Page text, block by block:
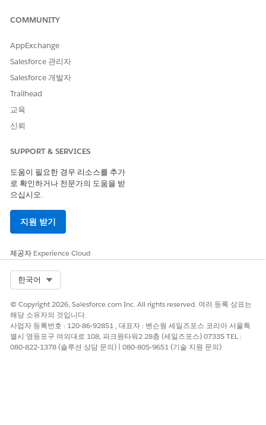
포함된 수수료를 이해할 수 있도록 지원합니다.
학생 목표 에이전트를 사용하여 학생이 프로필, 기본 설정, 평가
인사이트를 기반으로 AI 기반 지침을 통해 특정, 측정 가능, 달
성 가능, 관련, 시간 제한(SMART) 목표 권장 사항을 얻을 수 있
할 수 있는 과정, 지원 프로그램, 참여 그룹 등 캠퍼스 자원 권장
사항을 받을 수 있도록 지원합니다.
학생 모집 에이전트
이전트는 학교, 프로그램, 입학 프로세스에 대한 질문에 답변할
수 있습니다. 에이전트는 학생이 학교에 신청하도록 도울 수도
있습니다.
전송 신용 대리인
대변 에이전트 전송(베타)은 에이전트 세션에서 바로 전송 가능
한 크레딧에 대한 예측을 제공하여 잠재 학생이 신청 결정을 내
예측을 저장하여 학생에게 지속적인 액세스 권한을 부여합니다.
이 기사를 통해 문제를 해결했습니까?
개선을 위한 의견을 보내주세요.
예 아니요
COMMUNITY
AppExchange
Salesforce 관리자
Salesforce 개발자
Trailhead
교육
신뢰
SUPPORT & SERVICES
도움이 필요한 경우 리소스를 추가
로 확인하거나 전문가의 도움을 받
으십시오.
지원 받기
제공자 Experience Cloud
한국어
© Copyright 2026, Salesforce.com Inc. All rights reserved. 여러 등록 상표는
해당 소유자의 것입니다.
사업자 등록번호 : 120-86-92851 , 대표자 : 벤슨웡 세일즈포스 코리아 서울특
별시 영등포구 여의대로 108, 파크원타워2 28층 (세일즈포스) 07335 TEL :
080-822-1378 (솔루션 상담 문의) | 080-805-9651 (기술 지원 문의)